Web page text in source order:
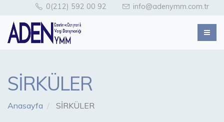
0(212) 592 00 92 info@adenymm.com.tr
SİRKÜLER
Anasayfa SİRKÜLER